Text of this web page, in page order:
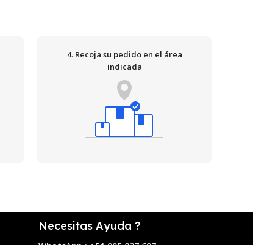
4. Recoja su pedido en el área
indicada
Necesitas Ayuda ?